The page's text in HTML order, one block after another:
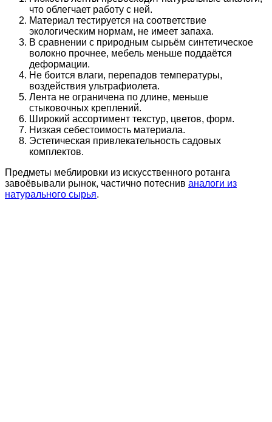
что облегчает работу с ней.
Материал тестируется на соответствие
экологическим нормам, не имеет запаха.
В сравнении с природным сырьём синтетическое
волокно прочнее, мебель меньше поддаётся
деформации.
Не боится влаги, перепадов температуры,
воздействия ультрафиолета.
Лента не ограничена по длине, меньше
стыковочных креплений.
Широкий ассортимент текстур, цветов, форм.
Низкая себестоимость материала.
Эстетическая привлекательность садовых
комплектов.
Предметы меблировки из искусственного ротанга
завоёвывали рынок, частично потеснив аналоги из
натурального сырья.